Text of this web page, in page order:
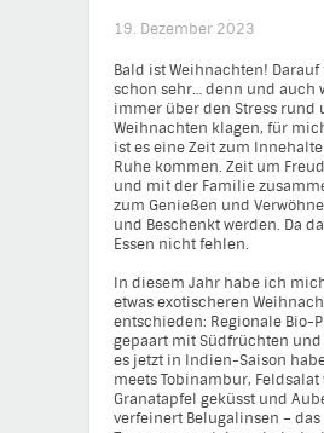
19. Dezember 2023
Bald ist Weihnachten!
schon sehr… denn und auch
immer über den Stress rund
Weihnachten klagen, für
ist es eine Zeit zum
Ruhe kommen. Zeit um
und mit der Familie
zum Genießen und
und Beschenkt werden. Da
Essen nicht fehlen.
In diesem Jahr habe ich
etwas exotischeren
entschieden: Regionale Bio-
gepaart mit Südfrüchten und
es jetzt in Indien-Saison
meets Tobinambur, Feldsalat
Granatapfel geküsst und
verfeinert Belugalinsen – das